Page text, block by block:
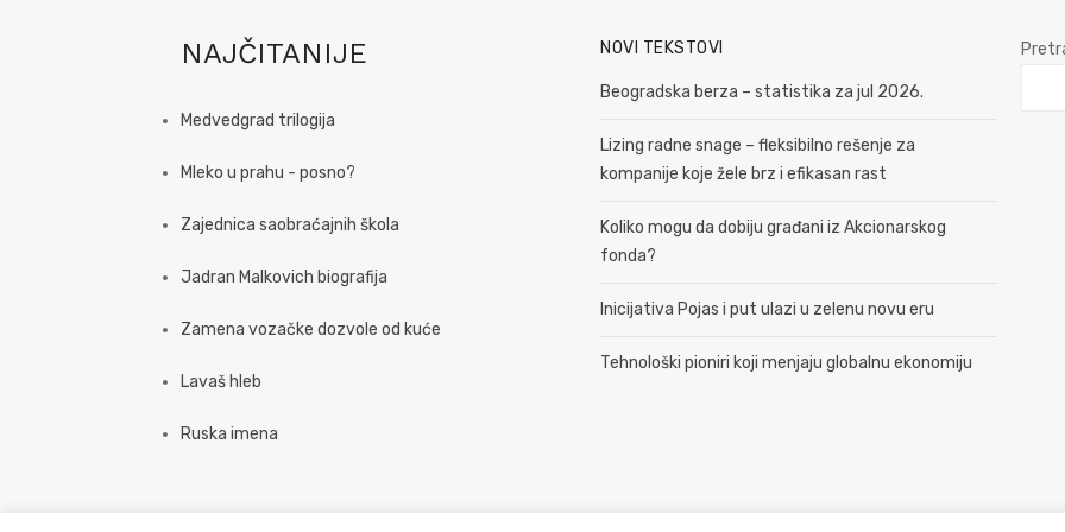
NAJČITANIJE
Medvedgrad trilogija
Mleko u prahu - posno?
Zajednica saobraćajnih škola
Jadran Malkovich biografija
Zamena vozačke dozvole od kuće
Lavaš hleb
Ruska imena
NOVI TEKSTOVI
Beogradska berza – statistika za jul 2026.
Lizing radne snage – fleksibilno rešenje za
kompanije koje žele brz i efikasan rast
Koliko mogu da dobiju građani iz Akcionarskog
fonda?
Inicijativa Pojas i put ulazi u zelenu novu eru
Tehnološki pioniri koji menjaju globalnu ekonomiju